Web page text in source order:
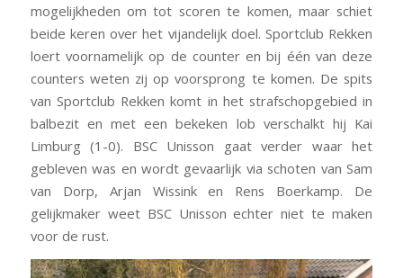
mogelijkheden om tot scoren te komen, maar schiet
beide keren over het vijandelijk doel. Sportclub Rekken
loert voornamelijk op de counter en bij één van deze
counters weten zij op voorsprong te komen. De spits
van Sportclub Rekken komt in het strafschopgebied in
balbezit en met een bekeken lob verschalkt hij Kai
Limburg (1-0). BSC Unisson gaat verder waar het
gebleven was en wordt gevaarlijk via schoten van Sam
van Dorp, Arjan Wissink en Rens Boerkamp. De
gelijkmaker weet BSC Unisson echter niet te maken
voor de rust.